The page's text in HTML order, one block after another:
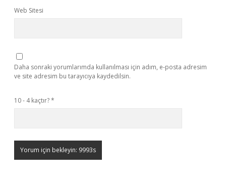
Web Sitesi
Daha sonraki yorumlarımda kullanılması için adım, e-posta adresim
ve site adresim bu tarayıcıya kaydedilsin.
10 - 4 kaçtır?*